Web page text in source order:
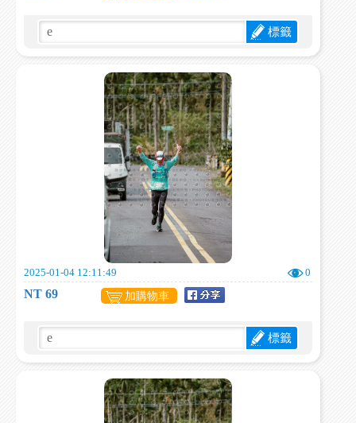
標籤
2025-01-04 12:11:49 0
NT 69 加購物車
標籤